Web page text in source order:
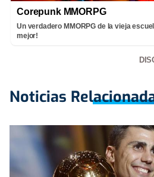
Corepunk MMORPG
Un verdadero MMORPG de la vieja
mejor!
Noticias